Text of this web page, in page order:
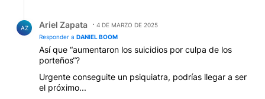
AZ Ariel Zapata
4 DE MARZO DE 2025
Responder a DANIEL BOOM
Así que “aumentaron los suicidios por culpa de los
porteños“?
Urgente conseguite un psiquiatra, podrías llegar a ser
el próximo...